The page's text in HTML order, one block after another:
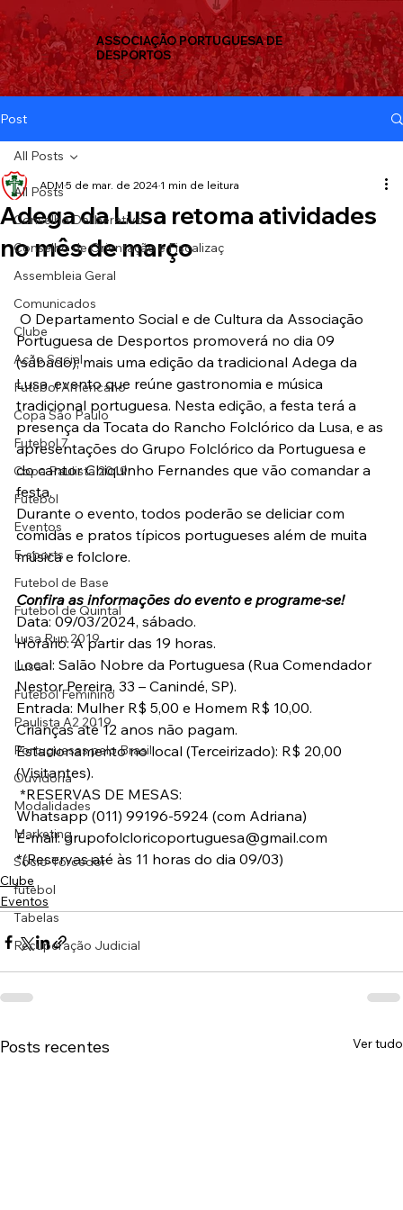
ASSOCIAÇÃO PORTUGUESA DE
DESPORTOS
Post
All Posts
Conselho Deliberativo
Conselho de Orientação e Fiscalizaç
Assembleia Geral
Comunicados
Clube
Ação Social
Futebol Americano
Copa São Paulo
Futebol 7
Copa Paulista 2019
Futebol
Eventos
E-sports
Futebol de Base
Futebol de Quintal
Lusa Run 2019
Lusa
Futebol Feminino
Paulista A2 2019
Portuguesas pelo Brasil
Ouvidoria
Modalidades
Marketing
Sócio-Torcedor
futebol
Tabelas
Recuperação Judicial
All Posts
Adega da Lusa retoma atividades
no mês de março
ADM 5 de mar. de 2024 1 min de leitura
Portuguesa de Desportos promoverá no dia 09
(sábado), mais uma edição da tradicional Adega da
Lusa, evento que reúne gastronomia e música
tradicional portuguesa. Nesta edição, a festa terá a
presença da Tocata do Rancho Folclórico da Lusa, e as
apresentações do Grupo Folclórico da Portuguesa e
do cantor Chiquinho Fernandes que vão comandar a
festa.
Durante o evento, todos poderão se deliciar com
comidas e pratos típicos portugueses além de muita
música e folclore.
Confira as informações do evento e programe-se!
Data: 09/03/2024, sábado.
Horário: A partir das 19 horas.
Local: Salão Nobre da Portuguesa (Rua Comendador
Nestor Pereira, 33 – Canindé, SP).
Entrada: Mulher R$ 5,00 e Homem R$ 10,00.
Crianças até 12 anos não pagam.
Estacionamento no local (Terceirizado): R$ 20,00
(Visitantes).
*RESERVAS DE MESAS:
Whatsapp (011) 99196-5924 (com Adriana)
E-mail: grupofolcloricoportuguesa@gmail.com
*(Reservas até às 11 horas do dia 09/03)
Clube
Eventos
Posts recentes Ver tudo